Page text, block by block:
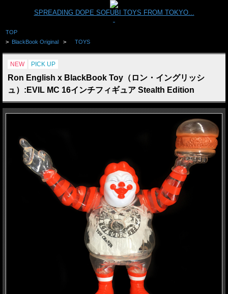
SPREADING DOPE SOFUBI TOYS FROM TOKYO...
TOP
> BlackBook Original > TOYS
NEW PICK UP
Ron English x BlackBook Toy（ロン・イングリッシ
ュ）:EVIL MC 16インチフィギュア Stealth Edition